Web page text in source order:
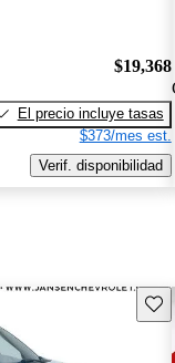
$19,368
El precio incluye tasas
$373/mes est.
Verif. disponibilidad